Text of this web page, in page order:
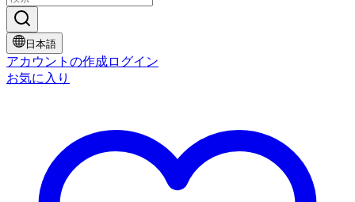
日本語
アカウントの作成ログイン
お気に入り